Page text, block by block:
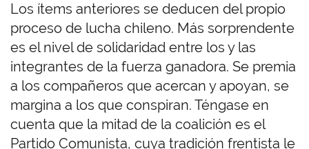
Los ítems anteriores se deducen del propio
proceso de lucha chileno. Más sorprendente
es el nivel de solidaridad entre los y las
integrantes de la fuerza ganadora. Se premia
a los compañeros que acercan y apoyan, se
margina a los que conspiran. Téngase en
cuenta que la mitad de la coalición es el
Partido Comunista, cuya tradición frentista le